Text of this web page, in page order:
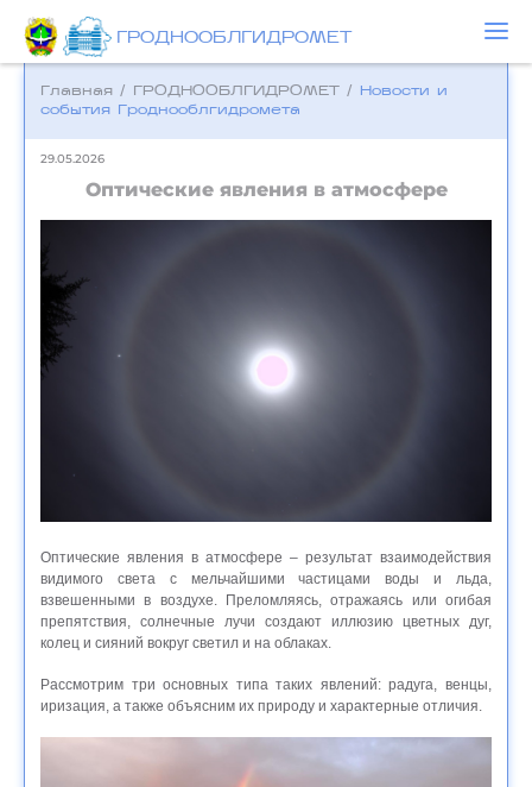
ГРОДНООБЛГИДРОМЕТ
Главная / ГРОДНООБЛГИДРОМЕТ /
Новости и
события Гроднооблгидромета
29.05.2026
Оптические явления в атмосфере
Оптические явления в атмосфере – результат взаимодействия
видимого света с мельчайшими частицами воды и льда,
взвешенными в воздухе. Преломляясь, отражаясь или огибая
препятствия, солнечные лучи создают иллюзию цветных дуг,
колец и сияний вокруг светил и на облаках.
Рассмотрим три основных типа таких явлений: радуга, венцы,
иризация, а также объясним их природу и характерные отличия.